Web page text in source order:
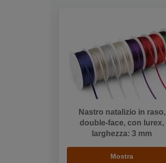
Nastro natalizio in raso,
double-face, con lurex,
larghezza: 3 mm
Mostra